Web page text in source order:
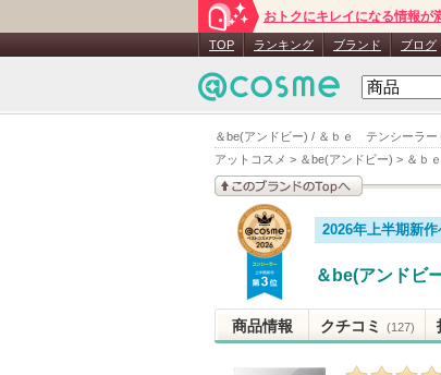
＆be(アンドビー) / ＆ｂｅ テンシーラー
アットコスメ > ＆be(アンドビー) > ＆ｂ
おトクにキレイになる情報が
TOP ランキング ブランド ブログ
このブランドの情報を
見る
2026年上半期新
＆be(アンドビ
商品情報 クチコミ (127)